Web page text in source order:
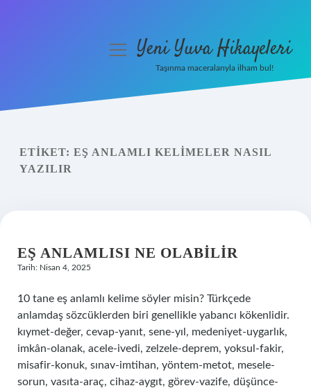
Yasal Uyarı
menüyüYeni Yuva Hikayeleri
Taşınma maceralarıyla ilham bul!
ETIKET: EŞ ANLAMLI KELIMELER NASIL
YAZILIR
EŞ ANLAMLISI NE OLABILIR
Tarih: Nisan 4, 2025
10 tane eş anlamlı kelime söyler misin? Türkçede
anlamdaş sözcüklerden biri genellikle yabancı kökenlidir.
kıymet-değer, cevap-yanıt, sene-yıl, medeniyet-uygarlık,
imkân-olanak, acele-ivedi, zelzele-deprem, yoksul-fakir,
misafir-konuk, sınav-imtihan, yöntem-metot, mesele-
sorun, vasıta-araç, cihaz-aygıt, görev-vazife, düşünce-